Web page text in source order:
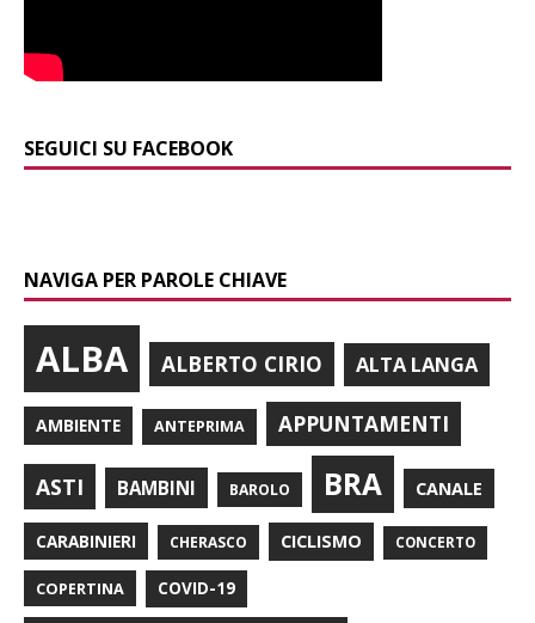
SEGUICI SU FACEBOOK
NAVIGA PER PAROLE CHIAVE
ALBA ALBERTO CIRIO ALTA LANGA
AMBIENTE ANTEPRIMA APPUNTAMENTI
ASTI BAMBINI BAROLO BRA CANALE
CARABINIERI CHERASCO CICLISMO CONCERTO
COPERTINA COVID-19